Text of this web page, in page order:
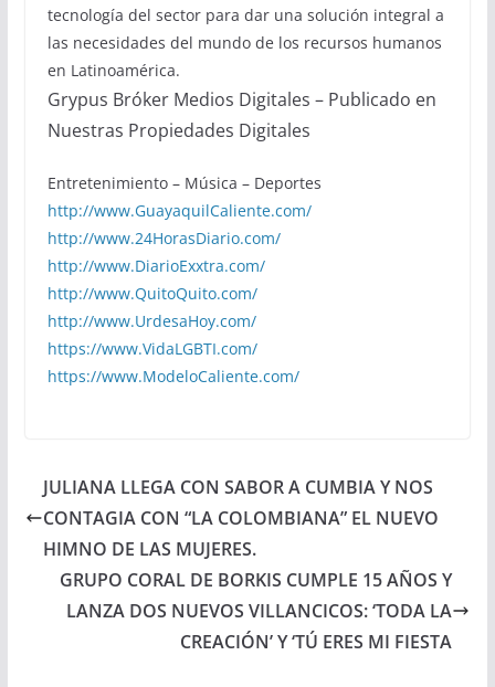
tecnología del sector para dar una solución integral a
las necesidades del mundo de los recursos humanos
en Latinoamérica.
Grypus Bróker Medios Digitales – Publicado en
Nuestras Propiedades Digitales
Entretenimiento – Música – Deportes
http://www.GuayaquilCaliente.com/
http://www.24HorasDiario.com/
http://www.DiarioExxtra.com/
http://www.QuitoQuito.com/
http://www.UrdesaHoy.com/
https://www.VidaLGBTI.com/
https://www.ModeloCaliente.com/
JULIANA LLEGA CON SABOR A CUMBIA Y NOS
CONTAGIA CON “LA COLOMBIANA” EL NUEVO
HIMNO DE LAS MUJERES.
GRUPO CORAL DE BORKIS CUMPLE 15 AÑOS Y
LANZA DOS NUEVOS VILLANCICOS: ‘TODA LA
CREACIÓN’ Y ‘TÚ ERES MI FIESTA